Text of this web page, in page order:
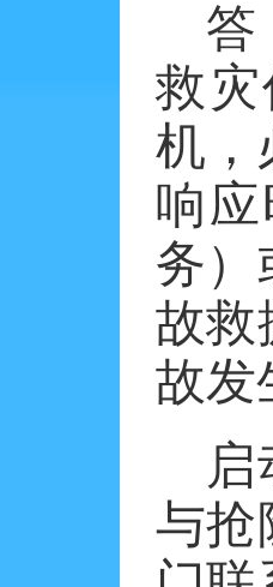
答
救
机，
响
务）
故救
故发
与抢